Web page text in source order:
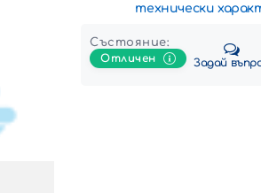
технически
Състояние:
Отличен
Задай